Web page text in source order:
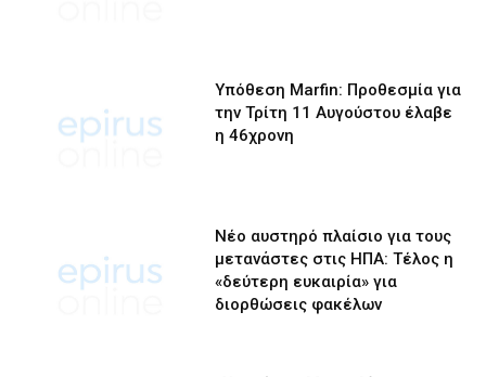
Υπόθεση Marfin: Προθεσμία για
την Τρίτη 11 Αυγούστου έλαβε
η 46χρονη
Νέο αυστηρό πλαίσιο για τους
μετανάστες στις ΗΠΑ: Τέλος η
«δεύτερη ευκαιρία» για
διορθώσεις φακέλων